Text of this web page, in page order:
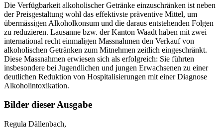
Die Verfügbarkeit alkoholischer Getränke einzuschränken ist neben
der Preisgestaltung wohl das effektivste präventive Mittel, um
übermässigen Alkoholkonsum und die daraus entstehenden Folgen
zu reduzieren. Lausanne bzw. der Kanton Waadt haben mit zwei
international recht einmaligen Massnahmen den Verkauf von
alkoholischen Getränken zum Mitnehmen zeitlich eingeschränkt.
Diese Massnahmen erwiesen sich als erfolgreich: Sie führten
insbesondere bei Jugendlichen und jungen Erwachsenen zu einer
deutlichen Reduktion von Hospitalisierungen mit einer Diagnose
Alkoholintoxikation.
Bilder dieser Ausgabe
Regula Dällenbach,